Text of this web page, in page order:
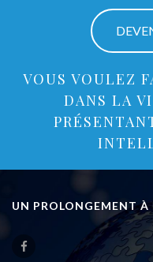
VOUS VOULEZ
DANS LA
UN PROLONGEMENT